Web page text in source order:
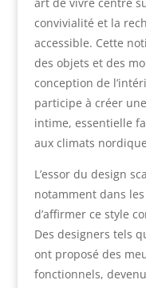
convivialité et la
accessible. Cette
des objets et des
conception de
participe à créer
intime, essentielle
aux climats
L’essor du design
notamment dans
d’affirmer ce style
Des designers tels
ont proposé des
fonctionnels,